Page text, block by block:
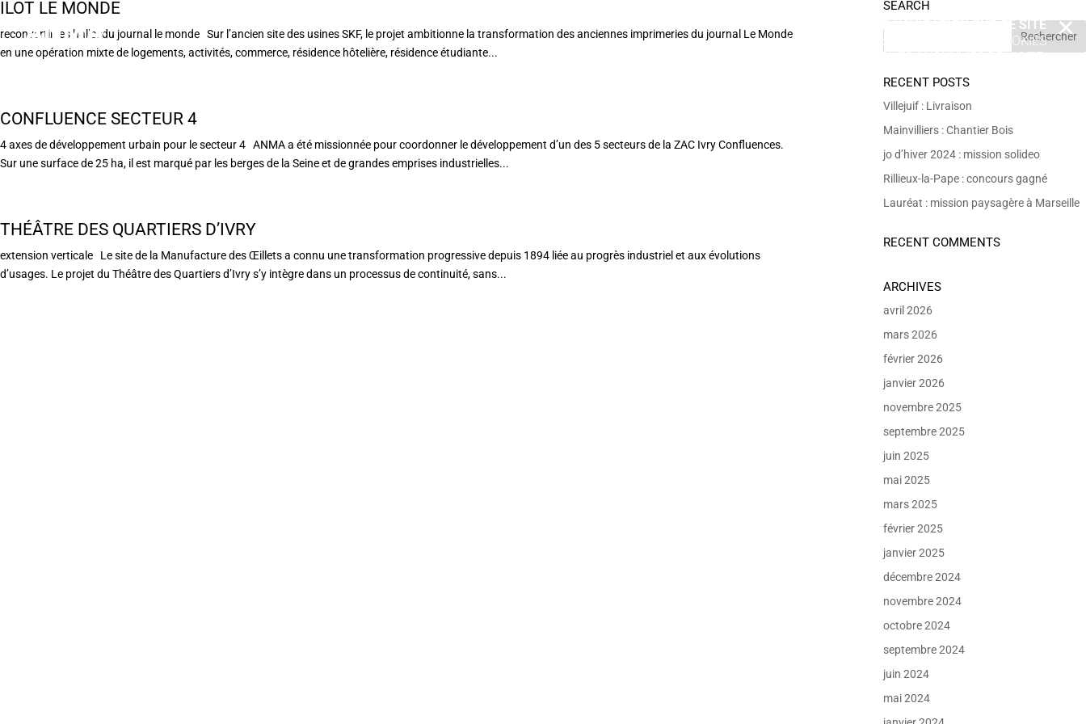
ILOT LE MONDE
reconvertir les hallesdu journal le monde Sur l’ancien site des usines SKF, le projet ambitionne la transformation des anciennes imprimeries du journal Le Monde
en une opération mixte de logements, activités, commerce, résidence hôtelière, résidence étudiante...
CONFLUENCE SECTEUR 4
4 axes de développement urbain pour le secteur 4 ANMA a été missionnée pour coordonner le développement d’un des 5 secteurs de la ZAC Ivry Confluences.
Sur une surface de 25 ha, il est marqué par les berges de la Seine et de grandes emprises industrielles...
THÉÂTRE DES QUARTIERS D’IVRY
extension verticale Le site de la Manufacture des Œillets a connu une transformation progressive depuis 1894 liée au progrès industriel et aux évolutions
d’usages. Le projet du Théâtre des Quartiers d’Ivry s’y intègre dans un processus de continuité, sans...
SEARCH
RECENT POSTS
Villejuif : Livraison
Mainvilliers : Chantier Bois
jo d’hiver 2024 : mission solideo
Rillieux-la-Pape : concours gagné
Lauréat : mission paysagère à Marseille
RECENT COMMENTS
ARCHIVES
avril 2026
mars 2026
février 2026
janvier 2026
novembre 2025
septembre 2025
juin 2025
mai 2025
mars 2025
février 2025
janvier 2025
décembre 2024
novembre 2024
octobre 2024
septembre 2024
juin 2024
mai 2024
EN POURSUIVANT VOTRE NAVIGATION SUR CE SITE
VOUS ACCEPTEZ L’UTILISATION DE COOKIES
AFIN DE RÉALISER DES STATISTIQUES ANONYMES DE VISITE.
X